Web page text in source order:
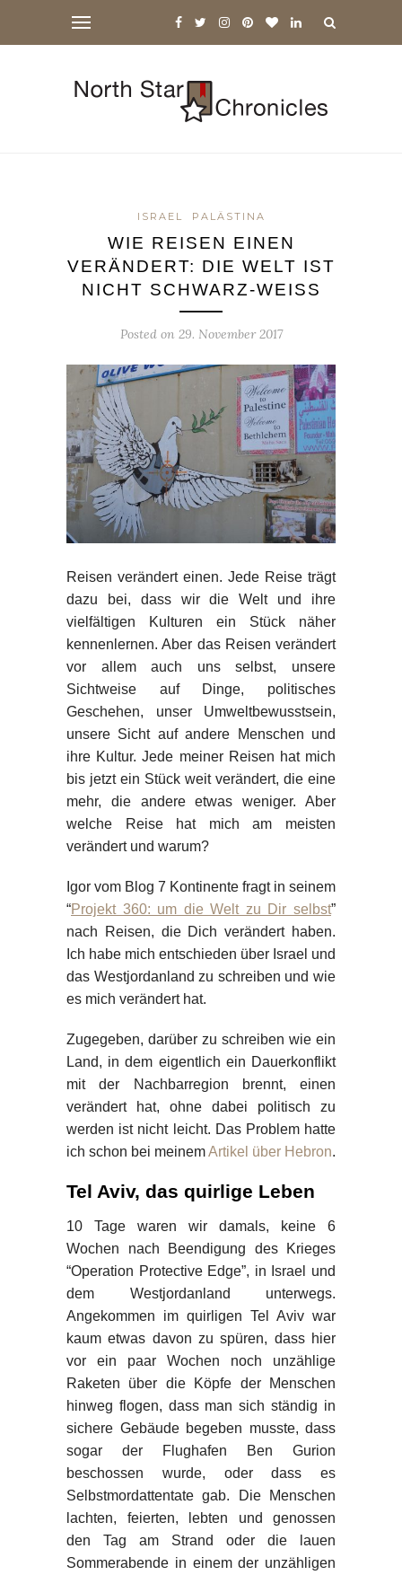
ISRAEL PALÄSTINA
WIE REISEN EINEN
VERÄNDERT: DIE WELT IST
NICHT SCHWARZ-WEISS
Posted on 29. November 2017
Reisen verändert einen. Jede Reise trägt
dazu bei, dass wir die Welt und ihre
vielfältigen Kulturen ein Stück näher
kennenlernen. Aber das Reisen verändert
vor allem auch uns selbst, unsere
Sichtweise auf Dinge, politisches
Geschehen, unser Umweltbewusstsein,
unsere Sicht auf andere Menschen und
ihre Kultur. Jede meiner Reisen hat mich
bis jetzt ein Stück weit verändert, die eine
mehr, die andere etwas weniger. Aber
welche Reise hat mich am meisten
verändert und warum?
Igor vom Blog 7 Kontinente fragt in seinem
“Projekt 360: um die Welt zu Dir selbst”
nach Reisen, die Dich verändert haben.
Ich habe mich entschieden über Israel und
das Westjordanland zu schreiben und wie
es mich verändert hat.
Zugegeben, darüber zu schreiben wie ein
Land, in dem eigentlich ein Dauerkonflikt
mit der Nachbarregion brennt, einen
verändert hat, ohne dabei politisch zu
werden ist nicht leicht. Das Problem hatte
ich schon bei meinemArtikel über Hebron.
Tel Aviv, das quirlige Leben
10 Tage waren wir damals, keine 6
Wochen nach Beendigung des Krieges
“Operation Protective Edge”, in Israel und
dem Westjordanland unterwegs.
Angekommen im quirligen Tel Aviv war
kaum etwas davon zu spüren, dass hier
vor ein paar Wochen noch unzählige
Raketen über die Köpfe der Menschen
hinweg flogen, dass man sich ständig in
sichere Gebäude begeben musste, dass
sogar der Flughafen Ben Gurion
beschossen wurde, oder dass es
Selbstmordattentate gab. Die Menschen
lachten, feierten, lebten und genossen
den Tag am Strand oder die lauen
Sommerabende in einem der unzähligen